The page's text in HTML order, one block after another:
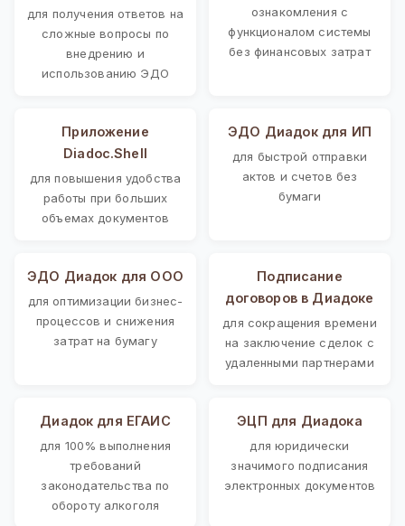
для получения ответов на
сложные вопросы по
внедрению и
использованию ЭДО
ознакомления с
функционалом системы
без финансовых затрат
Приложение
Diadoc.Shell
для повышения удобства
работы при больших
объемах документов
ЭДО Диадок для ИП
для быстрой отправки
актов и счетов без
бумаги
ЭДО Диадок для ООО
для оптимизации бизнес-
процессов и снижения
затрат на бумагу
Подписание
договоров в Диадоке
для сокращения времени
на заключение сделок с
удаленными партнерами
Диадок для ЕГАИС
для 100% выполнения
требований
законодательства по
обороту алкоголя
ЭЦП для Диадока
для юридически
значимого подписания
электронных документов